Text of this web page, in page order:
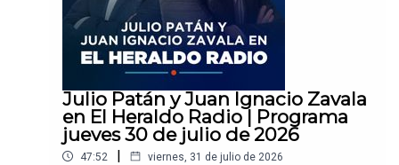
Julio Patán y Juan Ignacio Zavala
en El Heraldo Radio | Programa
jueves 30 de julio de 2026
47:52 | viernes, 31 de julio de 2026